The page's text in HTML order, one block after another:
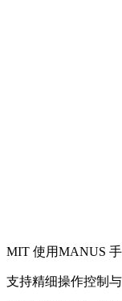
MIT 使用MANUS
支持精细操作控制